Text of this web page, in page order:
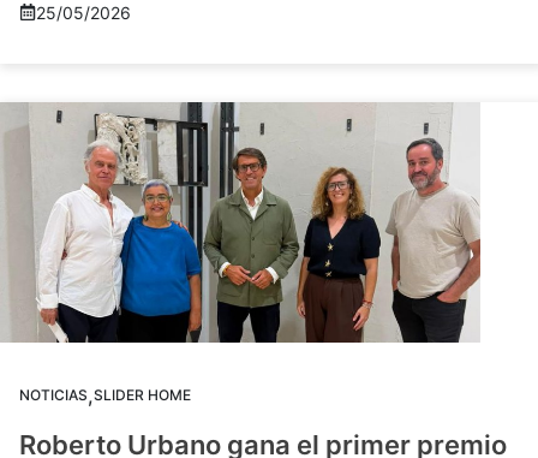
25/05/2026
NOTICIAS,SLIDER HOME
Roberto Urbano gana el primer premio